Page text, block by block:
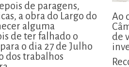
de paragens,
a obra do Largo do
alguma
de ter falhado o
o dia 27 de Julho
dos trabalhos
Ao
de